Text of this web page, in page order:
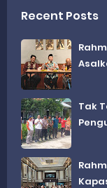
Recent Posts
Tak